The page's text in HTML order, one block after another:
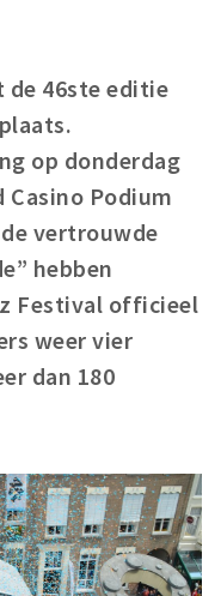
de 46ste editie
op donderdag
Casino Podium
vertrouwde
hebben
Festival officieel
weer vier
dan 180